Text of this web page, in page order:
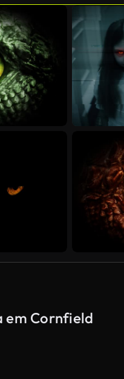
em Cornfield